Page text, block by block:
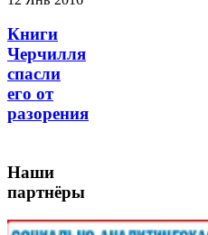
Книги
Черчилля
спасли
его от
разорения
Наши
партнёры